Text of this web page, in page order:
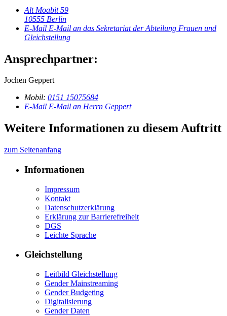
Alt Moabit 59
10555 Berlin
E-Mail E-Mail an das Sekretariat der Abteilung Frauen und
Gleichstellung
Ansprechpartner:
Jochen Geppert
Mobil: 0151 15075684
E-Mail E-Mail an Herrn Geppert
Weitere Informationen zu diesem Auftritt
zum Seitenanfang
Informationen
Impressum
Kontakt
Datenschutzerklärung
Erklärung zur Barrierefreiheit
DGS
Leichte Sprache
Gleichstellung
Leitbild Gleichstellung
Gender Mainstreaming
Gender Budgeting
Digitalisierung
Gender Daten